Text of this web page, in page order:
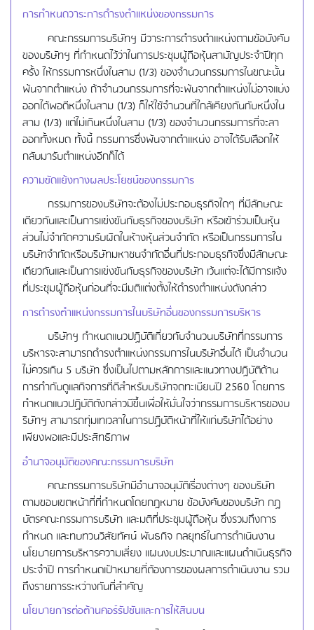
การกำหนดวาระการดำรงตำแหน่งของกรรมการ
คณะกรรมการบริษัทฯ มีวาระการดำรงตำแหน่งตามข้อบังคับ
ของบริษัทฯ ที่กำหนดไว้ว่าในการประชุมผู้ถือหุ้นสามัญประจำปีทุก
ครั้ง ให้กรรมการหนึ่งในสาม (1/3) ของจำนวนกรรมการในขณะนั้น
พ้นจากตำแหน่ง ถ้าจำนวนกรรมการที่จะพ้นจากตำแหน่งไม่อาจแบ่ง
ออกได้พอดีหนึ่งในสาม (1/3) ก็ให้ใช้จำนวนที่ใกล้เคียงกันกับหนึ่งใน
สาม (1/3) แต่ไม่เกินหนึ่งในสาม (1/3) ของจำนวนกรรมการที่จะลา
ออกทั้งหมด ทั้งนี้ กรรมการซึ่งพ้นจากตำแหน่ง อาจได้รับเลือกให้
กลับมารับตำแหน่งอีกก็ได้
ความขัดแย้งทางผลประโยชน์ของกรรมการ
กรรมการของบริษัทจะต้องไม่ประกอบธุรกิจใดๆ ที่มีลักษณะ
เดียวกันและเป็นการแข่งขันกับธุรกิจของบริษัท หรือเข้าร่วมเป็นหุ้น
ส่วนไม่จำกัดความรับผิดในห้างหุ้นส่วนจำกัด หรือเป็นกรรมการใน
บริษัทจำกัดหรือบริษัทมหาชนจำกัดอื่นที่ประกอบธุรกิจซึ่งมีลักษณะ
เดียวกันและเป็นการแข่งขันกับธุรกิจของบริษัท เว้นแต่จะได้มีการแจ้ง
ที่ประชุมผู้ถือหุ้นก่อนที่จะมีมติแต่งตั้งให้ดำรงตำแหน่งดังกล่าว
การดำรงตำแหน่งกรรมการในบริษัทอื่นของกรรมการบริหาร
บริษัทฯ กำหนดแนวปฏิบัติเกี่ยวกับจำนวนบริษัทที่กรรมการ
บริหารจะสามารถดำรงตำแหน่งกรรมการในบริษัทอื่นได้ เป็นจำนวน
ไม่ควรเกิน 5 บริษัท ซึ่งเป็นไปตามหลักการและแนวทางปฏิบัติด้าน
การกำกับดูแลกิจการที่ดีสำหรับบริษัทจดทะเบียนปี 2560 โดยการ
กำหนดแนวปฏิบัติดังกล่าวมีขึ้นเพื่อให้มั่นใจว่ากรรมการบริหารของบ
ริษัทฯ สามารถทุ่มเทเวลาในการปฏิบัติหน้าที่ให้แก่บริษัทได้อย่าง
เพียงพอและมีประสิทธิภาพ
อำนาจอนุมัติของคณะกรรมการบริษัท
คณะกรรมการบริษัทมีอำนาจอนุมัติเรื่องต่างๆ ของบริษัท
ตามขอบเขตหน้าที่ที่กำหนดโดยกฎหมาย ข้อบังคับของบริษัท กฏ
บัตรคณะกรรมการบริษัท และมติที่ประชุมผู้ถือหุ้น ซึ่งรวมถึงการ
กำหนด และทบทวนวิสัยทัศน์ พันธกิจ กลยุทธ์ในการดำเนินงาน
นโยบายการบริหารความเสี่ยง แผนงบประมาณและแผนดำเนินธุรกิจ
ประจำปี การกำหนดเป้าหมายที่ต้องการของผลการดำเนินงาน รวม
ถึงรายการระหว่างกันที่สำคัญ
นโยบายการต่อต้านคอร์รัปชันและการให้สินบน